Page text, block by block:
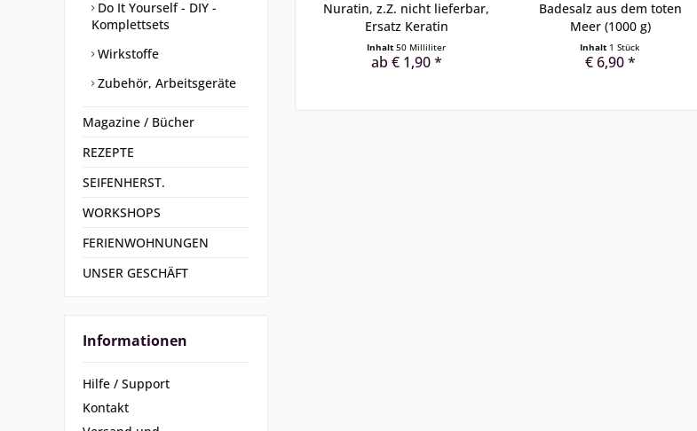
Do It Yourself - DIY -
Komplettsets
Wirkstoffe
Zubehör, Arbeitsgeräte
Magazine / Bücher
REZEPTE
SEIFENHERST.
WORKSHOPS
FERIENWOHNUNGEN
UNSER GESCHÄFT
Informationen
Hilfe / Support
Kontakt
Nuratin, z.Z. nicht lieferbar,
Ersatz Keratin
Inhalt50 Milliliter
ab € 1,90 *
Badesalz aus dem toten
Meer (1000 g)
Inhalt 1 Stück
€ 6,90 *